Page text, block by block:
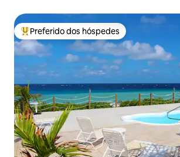
Entre os melhores preferidos dos hóspedes
Preferido dos hóspedes